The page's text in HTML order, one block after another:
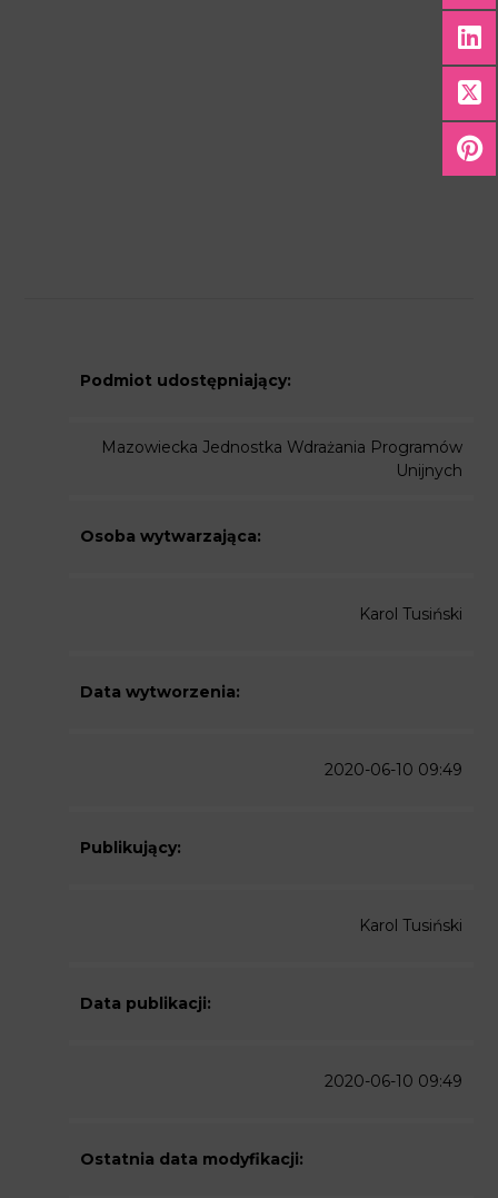
Podmiot udostępniający:
Mazowiecka Jednostka Wdrażania Programów
Unijnych
Osoba wytwarzająca:
Karol Tusiński
Data wytworzenia:
2020-06-10 09:49
Publikujący:
Karol Tusiński
Data publikacji:
2020-06-10 09:49
Ostatnia data modyfikacji: